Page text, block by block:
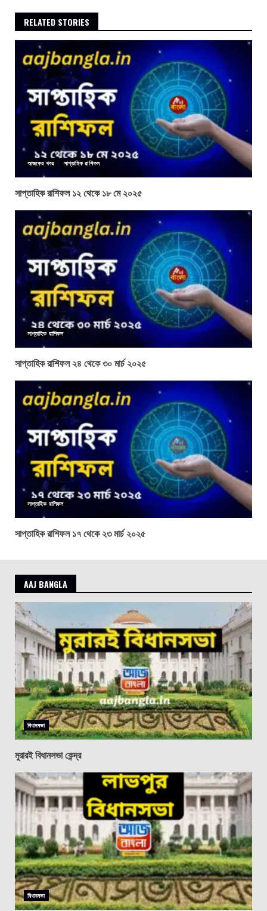
RELATED STORIES
আজকের খবর সাপ্তাহিক রাশিফল
সাপ্তাহিক রাশিফল ১২ থেকে ১৮ মে ২০২৫
সাপ্তাহিক রাশিফল
সাপ্তাহিক রাশিফল ২৪ থেকে ৩০ মার্চ ২০২৫
সাপ্তাহিক রাশিফল
সাপ্তাহিক রাশিফল ১৭ থেকে ২৩ মার্চ ২০২৫
AAJ BANGLA
বিধানসভা
মুরারই বিধানসভা কেন্দ্র
বিধানসভা